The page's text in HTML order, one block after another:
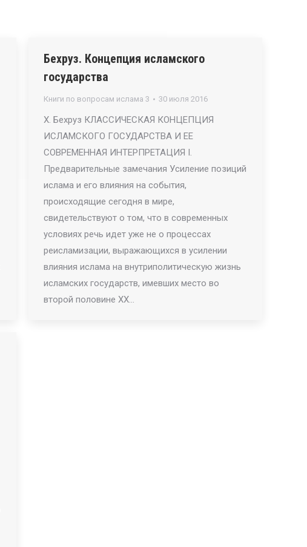
Бехруз. Концепция исламского
государства
Книги по вопросам ислама 3 30 июля 2016
X. Бехруз КЛАССИЧЕСКАЯ КОНЦЕПЦИЯ
ИСЛАМСКОГО ГОСУДАРСТВА И ЕЕ
СОВРЕМЕННАЯ ИНТЕРПРЕТАЦИЯ I.
Предварительные замечания Усиление позиций
ислама и его влияния на события,
происходящие сегодня в мире,
свидетельствуют о том, что в современных
условиях речь идет уже не о процессах
реисламизации, выражающихся в усилении
влияния ислама на внутриполитическую жизнь
исламских государств, имевших место во
второй половине XX…